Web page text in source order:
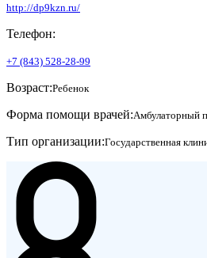
http://dp9kzn.ru/
Телефон:
+7 (843) 528-28-99
Возраст:Ребенок
Форма помощи врачей:Амбулаторный
Тип организации:Государственная